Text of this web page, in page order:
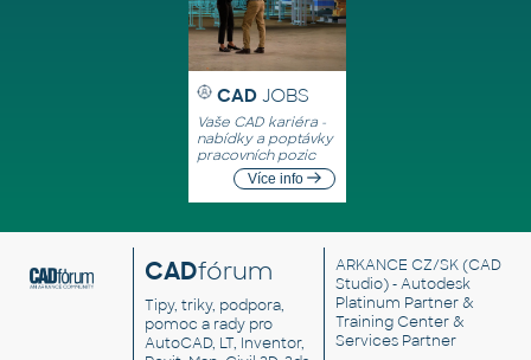
CAD JOBS
Vaše CAD kariéra -
nabídky a poptávky
pracovních pozic
Více info
CADfórum
Tipy, triky, podpora,
pomoc a rady pro
AutoCAD, LT, Inventor,
ARKANCE CZ/SK(CAD
Studio) - Autodesk
Platinum Partner &
Training Center &
Services Partner